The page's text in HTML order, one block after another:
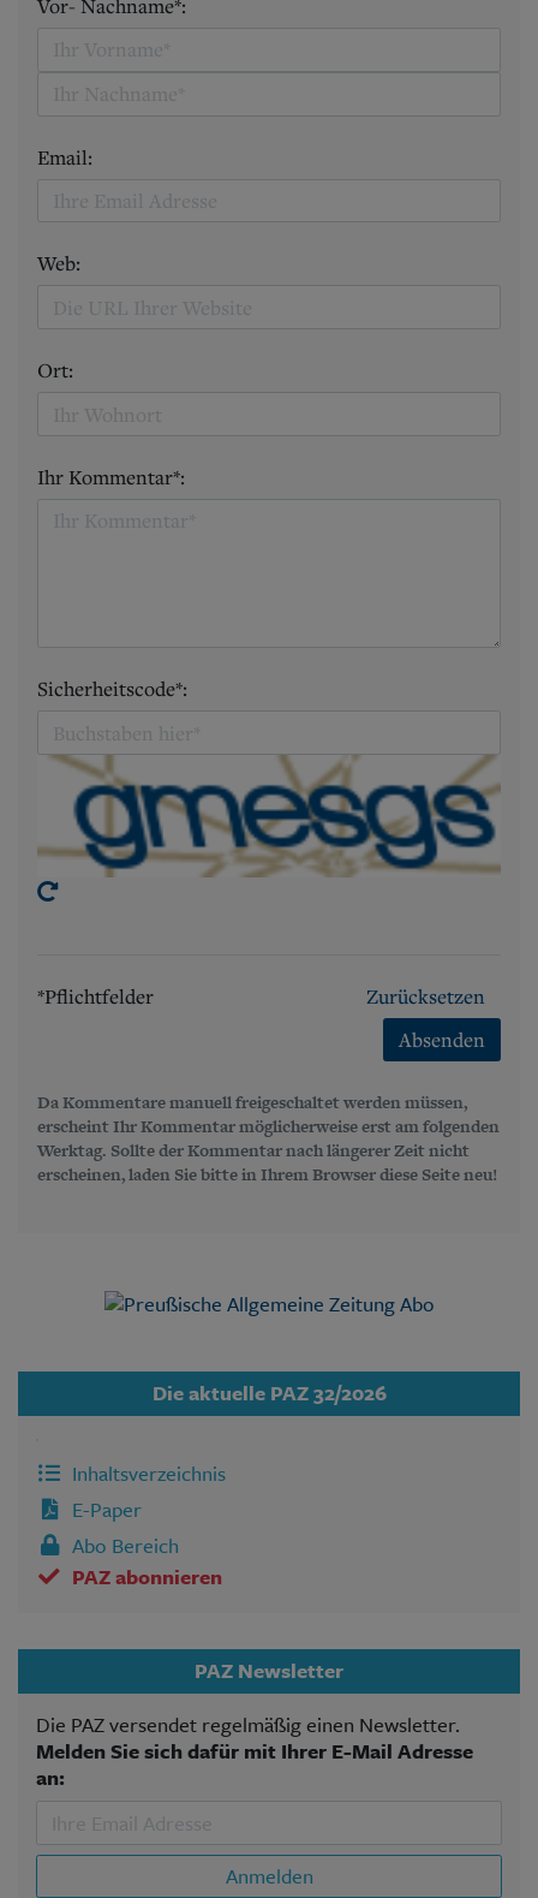
Vor- Nachname*:
Email:
Web:
Ort:
Ihr Kommentar*:
Sicherheitscode*:
*Pflichtfelder
Zurücksetzen
Absenden
Da Kommentare manuell freigeschaltet werden müssen,
erscheint Ihr Kommentar möglicherweise erst am folgenden
Werktag. Sollte der Kommentar nach längerer Zeit nicht
erscheinen, laden Sie bitte in Ihrem Browser diese Seite neu!
Die aktuelle PAZ 32/2026
Inhaltsverzeichnis
E-Paper
Abo Bereich
PAZ abonnieren
PAZ Newsletter
Die PAZ versendet regelmäßig einen Newsletter.
Melden Sie sich dafür mit Ihrer E-Mail Adresse
an:
Anmelden